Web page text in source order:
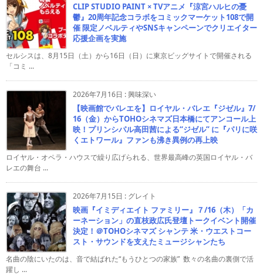
CLIP STUDIO PAINT × TVアニメ『涼宮ハルヒの憂
鬱』20周年記念コラボをコミックマーケット108で開
催 限定ノベルティやSNSキャンペーンでクリエイター
応援企画を実施
セルシスは、8月15日（土）から16日（日）に東京ビッグサイトで開催される
「コミ ...
2026年7月16日 :興味深い
【映画館でバレエを】ロイヤル・バレエ『ジゼル』7/
16（金）からTOHOシネマズ日本橋にてアンコール上
映！プリンシパル高田茜による“ジゼル” に『パリに咲
くエトワール』ファンも沸き異例の再上映
ロイヤル・オペラ・ハウスで繰り広げられる、世界最高峰の英国ロイヤル・バ
レエの舞台 ...
2026年7月15日 : グレイト
映画『イミディエイト ファミリー』７/16（木）「カ
ーネーション」の直枝政広氏登壇トークイベント開催
決定！＠TOHOシネマズ シャンテ 米・ウエストコー
スト・サウンドを支えたミュージシャンたち
名曲の陰にいたのは、音で結ばれた“もうひとつの家族” 数々の名曲の裏側で活
躍し ...